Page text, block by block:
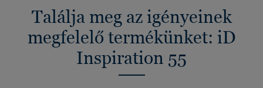
Találja meg az igényeinek
megfelelő termékünket: iD
Inspiration 55